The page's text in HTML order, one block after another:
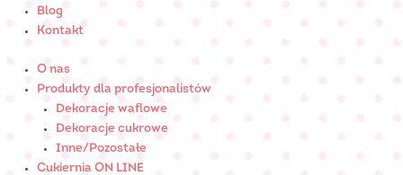
Blog
Kontakt
O nas
Produkty dla profesjonalistów
Dekoracje waflowe
Dekoracje cukrowe
Inne/Pozostałe
Cukiernia ON LINE